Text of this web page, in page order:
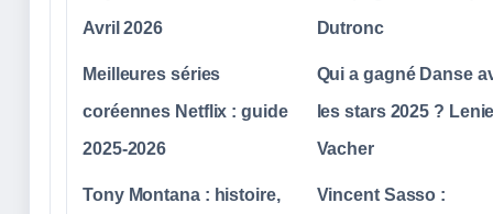
Avril 2026
Dutronc
Meilleures séries
coréennes Netflix : guide
2025-2026
Qui a gagné Danse
les stars 2025 ?
Vacher
Tony Montana : histoire,
Vincent Sasso :